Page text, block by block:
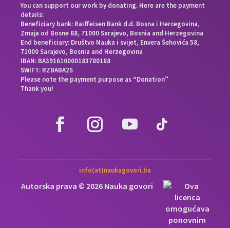
You can support our work by donating. Here are the payment
details:
Beneficiary bank: Raiffeisen Bank d.d. Bosna i Hercegovina,
Zmaja od Bosne 88, 71000 Sarajevo, Bosnia and Herzegovina
End beneficiary: Društvo Nauka i svijet, Envera Šehovića 58,
71000 Sarajevo, Bosnia and Herzegovina
IBAN: BA391610000183780188
SWIFT: RZBABA2S
Please note the payment purpose as “Donation”
Thank you!
info(at)naukagovori.ba
Autorska prava © 2026 Nauka govori